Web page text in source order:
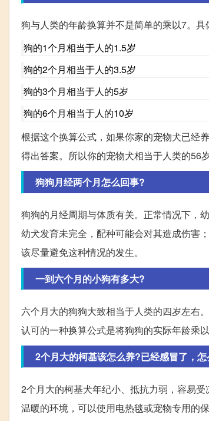
狗与人类的年龄换算并不是简单的乘以7。具
狗的1个月相当于人的1.5岁
狗的2个月相当于人的3.5岁
狗的3个月相当于人的5岁
狗的6个月相当于人的10岁
根据这个换算公式，如果你家的宠物犬已经
得出答案。所以你的宠物犬相当于人类的56岁
狗狗月经两个月怎么回事?
狗狗的月经周期与体质有关。正常情况下，
幼犬发育未完全，配种可能会对其造成伤害
该尽量避免这种情况的发生。
一到六个月的小狗有多大?
六个月大的狗狗大致相当于人类的四岁左右
认可的一种换算公式是将狗狗的实际年龄乘
2个月大的柯基该怎么养?已经感冒了，
2个月大的柯基犬年纪小、抵抗力弱，容易
温暖的环境，可以使用电热毯或宠物专用的